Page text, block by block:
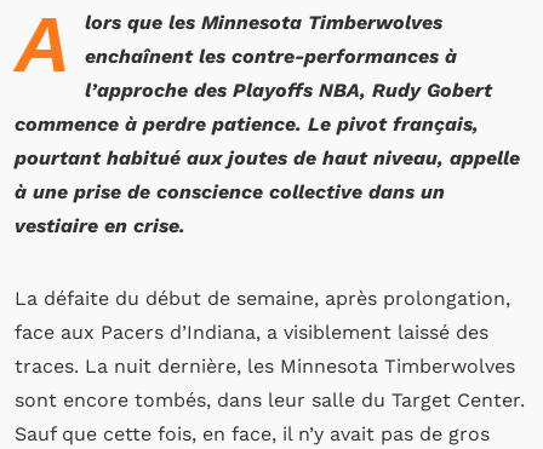
A
lors que les Minnesota Timberwolves
enchaînent les contre-performances à
l’approche des Playoffs NBA, Rudy Gobert
commence à perdre patience. Le pivot français,
pourtant habitué aux joutes de haut niveau, appelle
à une prise de conscience collective dans un
vestiaire en crise.
La défaite du début de semaine, après prolongation,
face aux Pacers d’Indiana, a visiblement laissé des
traces. La nuit dernière, les Minnesota Timberwolves
sont encore tombés, dans leur salle du Target Center.
Sauf que cette fois, en face, il n’y avait pas de gros